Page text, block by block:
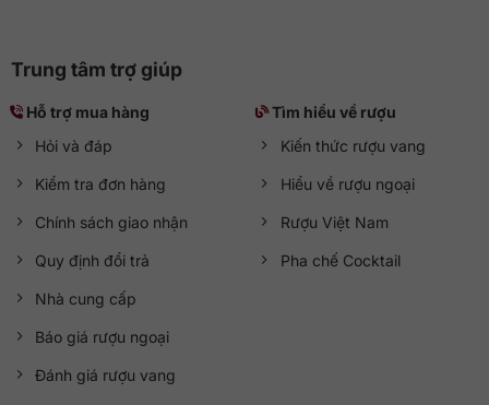
Trung tâm trợ giúp
Hỗ trợ mua hàng
Hỏi và đáp
Kiểm tra đơn hàng
Chính sách giao nhận
Quy định đổi trả
Nhà cung cấp
Báo giá rượu ngoại
Đánh giá rượu vang
Tìm hiểu về rượu
Kiến thức rượu vang
Hiểu về rượu ngoại
Rượu Việt Nam
Pha chế Cocktail